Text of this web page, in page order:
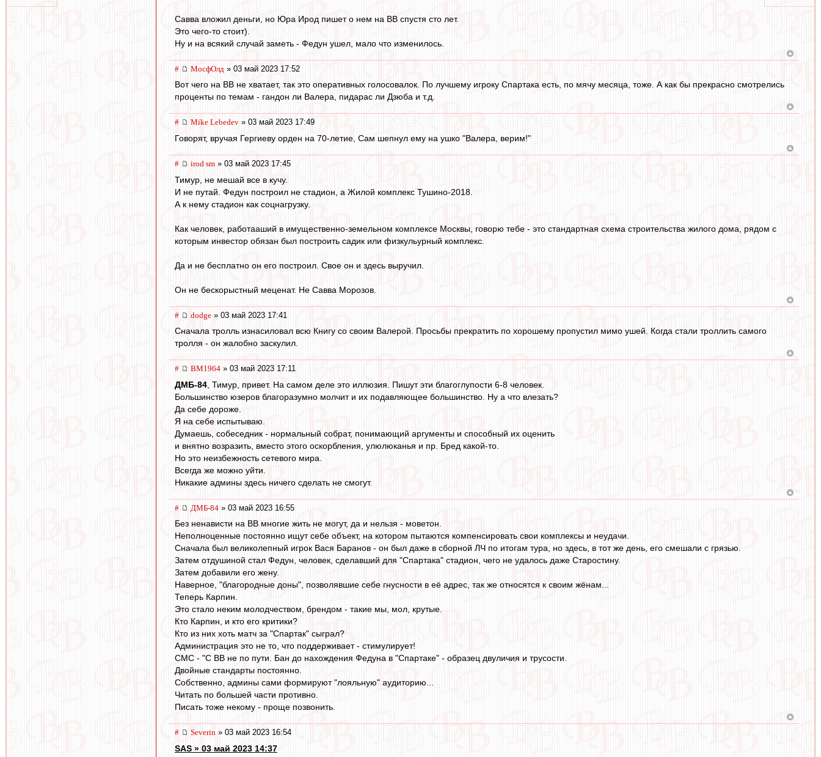
Савва вложил деньги, но Юра Ирод пишет о нем на ВВ спустя сто лет.
Это чего-то стоит).
Ну и на всякий случай заметь - Федун ушел, мало что изменилось.
# МосфОлд » 03 май 2023 17:52
Вот чего на ВВ не хватает, так это оперативных голосовалок. По лучшему игроку Спартака есть, по мячу месяца, тоже. А как бы прекрасно смотрелись
проценты по темам - гандон ли Валера, пидарас ли Дзюба и т.д.
# Mike Lebedev » 03 май 2023 17:49
Говорят, вручая Гергиеву орден на 70-летие, Сам шепнул ему на ушко "Валера, верим!"
# irod sm » 03 май 2023 17:45
Тимур, не мешай все в кучу.
И не путай. Федун построил не стадион, а Жилой комплекс Тушино-2018.
А к нему стадион как соцнагрузку.
Как человек, работааший в имущественно-земельном комплексе Москвы, говорю тебе - это стандартная схема строительства жилого дома, рядом с
которым инвестор обязан был построить садик или физкульурный комплекс.
Да и не бесплатно он его построил. Свое он и здесь выручил.
Он не бескорыстный меценат. Не Савва Морозов.
# dodge » 03 май 2023 17:41
Сначала тролль изнасиловал всю Книгу со своим Валерой. Просьбы прекратить по хорошему пропустил мимо ушей. Когда стали троллить самого
тролля - он жалобно заскулил.
# BM1964 » 03 май 2023 17:11
ДМБ-84 , Тимур, привет. На самом деле это иллюзия. Пишут эти благоглупости 6-8 человек.
Большинство юзеров благоразумно молчит и их подавляющее большинство. Ну а что влезать?
Да себе дороже.
Я на себе испытываю.
Думаешь, собеседник - нормальный собрат, понимающий аргументы и способный их оценить
и внятно возразить, вместо этого оскорбления, улюлюканья и пр. Бред какой-то.
Но это неизбежность сетевого мира.
Всегда же можно уйти.
Никакие админы здесь ничего сделать не смогут.
# ДМБ-84 » 03 май 2023 16:55
Без ненависти на ВВ многие жить не могут, да и нельзя - моветон.
Неполноценные постоянно ищут себе объект, на котором пытаются компенсировать свои комплексы и неудачи.
Сначала был великолепный игрок Вася Баранов - он был даже в сборной ЛЧ по итогам тура, но здесь, в тот же день, его смешали с грязью.
Затем отдушиной стал Федун, человек, сделавший для "Спартака" стадион, чего не удалось даже Старостину.
Затем добавили его жену.
Наверное, "благородные доны", позволявшие себе гнусности в её адрес, так же относятся к своим жёнам...
Теперь Карпин.
Это стало неким молодчеством, брендом - такие мы, мол, крутые.
Кто Карпин, и кто его критики?
Кто из них хоть матч за "Спартак" сыграл?
Администрация это не то, что поддерживает - стимулирует!
СМС - "С ВВ не по пути. Бан до нахождения Федуна в "Спартаке" - образец двуличия и трусости.
Двойные стандарты постоянно.
Собственно, админы сами формируют "лояльную" аудиторию...
Читать по большей части противно.
Писать тоже некому - проще позвонить.
# Severin » 03 май 2023 16:54
SAS » 03 май 2023 14:37